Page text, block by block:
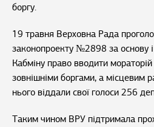
боргу.
19 травня Верховна Рада
законопроекту №2898 за основу
Кабміну право вводити
зовнішніми боргами, а місцевим
нього віддали свої голоси 256
Таким чином ВРУ підтримала